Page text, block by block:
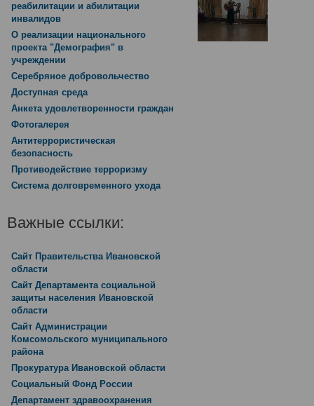
реабилитации и абилитации
инвалидов
О реализации национального
проекта "Демография" в
учреждении
Серебряное добровольчество
Доступная среда
Анкета удовлетворенности граждан
Фотогалерея
Антитеррористическая
безопасность
Противодействие терроризму
Система долговременного ухода
Важные ссылки:
Сайт Правительства Ивановской
области
Сайт Департамента социальной
защиты населения Ивановской
области
Сайт Администрации
Комсомольского муниципального
района
Прокуратура Ивановской области
Социальный Фонд России
Департамент здравоохранения